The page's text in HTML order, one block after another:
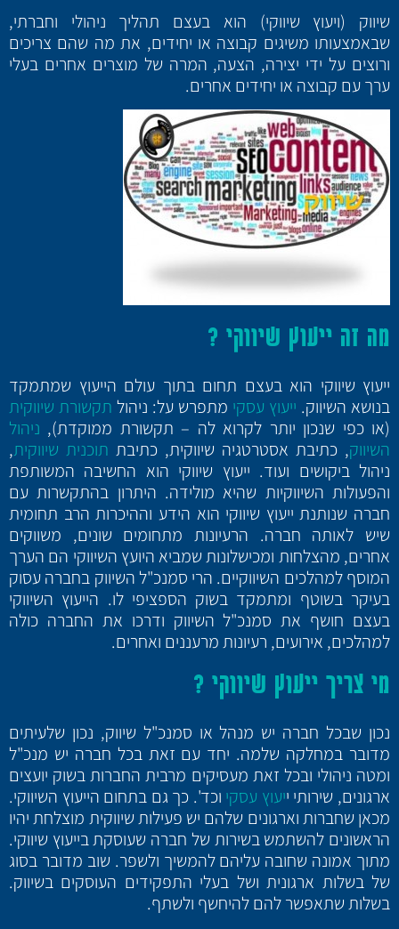
שיווק (ויעוץ שיווקי) הוא בעצם תהליך ניהולי וחברתי,
שבאמצעותו משיגים קבוצה או יחידים, את מה שהם צריכים
ורוצים על ידי יצירה, הצעה, המרה של מוצרים אחרים בעלי
ערך עם קבוצה או יחידים אחרים.
מה זה ייעוץ שיווקי ?
ייעוץ שיווקי הוא בעצם תחום בתוך עולם הייעוץ שמתמקד
בנושא השיווק. ייעוץ עסקי מתפרש על: ניהול תקשורת שיווקית
(או כפי שנכון יותר לקרוא לה – תקשורת ממוקדת), ניהול
השיווק, כתיבת אסטרטגיה שיווקית, כתיבת תוכנית שיווקית,
ניהול ביקושים ועוד. ייעוץ שיווקי הוא החשיבה המשותפת
והפעולות השיווקיות שהיא מולידה. היתרון בהתקשרות עם
חברה שנותנת ייעוץ שיווקי הוא הידע וההיכרות הרב תחומית
שיש לאותה חברה. הרעיונות מתחומים שונים, משווקים
אחרים, מהצלחות ומכישלונות שמביא היועץ השיווקי הם הערך
המוסף למהלכים השיווקיים. הרי סמנכ"ל השיווק בחברה עסוק
בעיקר בשוטף ומתמקד בשוק הספציפי לו. הייעוץ השיווקי
בעצם חושף את סמנכ"ל השיווק ודרכו את החברה כולה
למהלכים, אירועים, רעיונות מרעננים ואחרים.
מי צריך ייעוץ שיווקי ?
נכון שבכל חברה יש מנהל או סמנכ"ל שיווק, נכון שלעיתים
מדובר במחלקה שלמה. יחד עם זאת בכל חברה יש מנכ"ל
ומטה ניהולי ובכל זאת מעסיקים מרבית החברות בשוק יועצים
ארגונים, שירותי ייעוץ עסקי וכד'. כך גם בתחום הייעוץ השיווקי.
מכאן שחברות וארגונים שלהם יש פעילות שיווקית מוצלחת יהיו
הראשונים להשתמש בשירות של חברה שעוסקת בייעוץ שיווקי.
מתוך אמונה שחובה עליהם להמשיך ולשפר. שוב מדובר בסוג
של בשלות ארגונית ושל בעלי התפקידים העוסקים בשיווק.
בשלות שתאפשר להם להיחשף ולשתף.